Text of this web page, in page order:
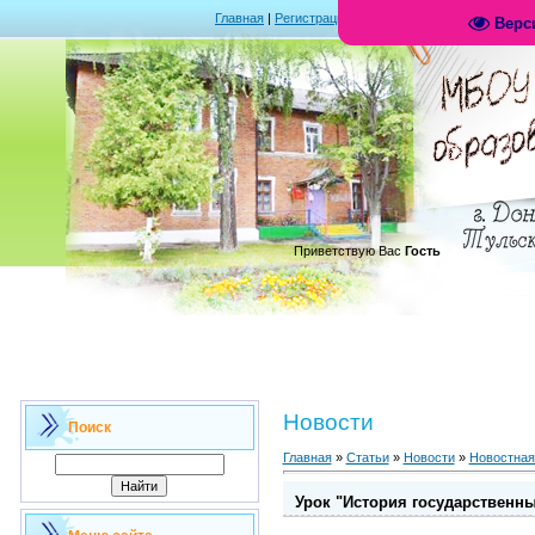
Главная | Регистрация
.
Приветствую Вас Гость
Поиск Новости
Главная» Статьи» Новости»
Урок "История